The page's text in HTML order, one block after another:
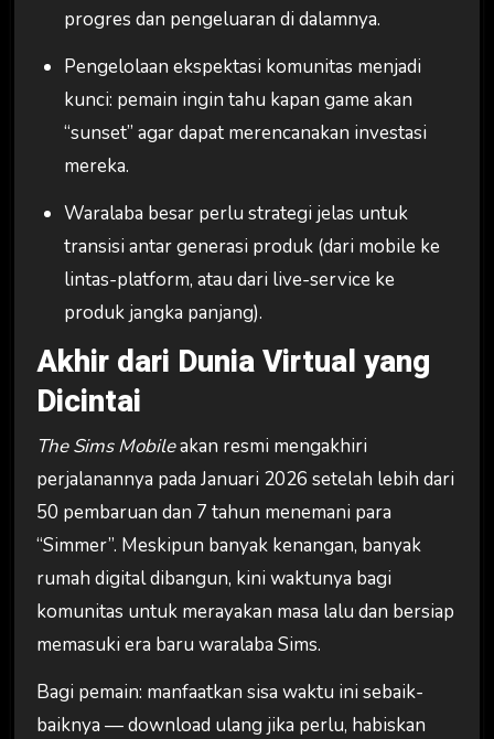
progres dan pengeluaran di dalamnya.
Pengelolaan ekspektasi komunitas menjadi
kunci: pemain ingin tahu kapan game akan
“sunset” agar dapat merencanakan investasi
mereka.
Waralaba besar perlu strategi jelas untuk
transisi antar generasi produk (dari mobile ke
lintas-platform, atau dari live-service ke
produk jangka panjang).
Akhir dari Dunia Virtual yang
Dicintai
The Sims Mobileakan resmi mengakhiri
perjalanannya pada Januari 2026 setelah lebih dari
50 pembaruan dan 7 tahun menemani para
“Simmer”. Meskipun banyak kenangan, banyak
rumah digital dibangun, kini waktunya bagi
komunitas untuk merayakan masa lalu dan bersiap
memasuki era baru waralaba Sims.
Bagi pemain: manfaatkan sisa waktu ini sebaik-
baiknya — download ulang jika perlu, habiskan